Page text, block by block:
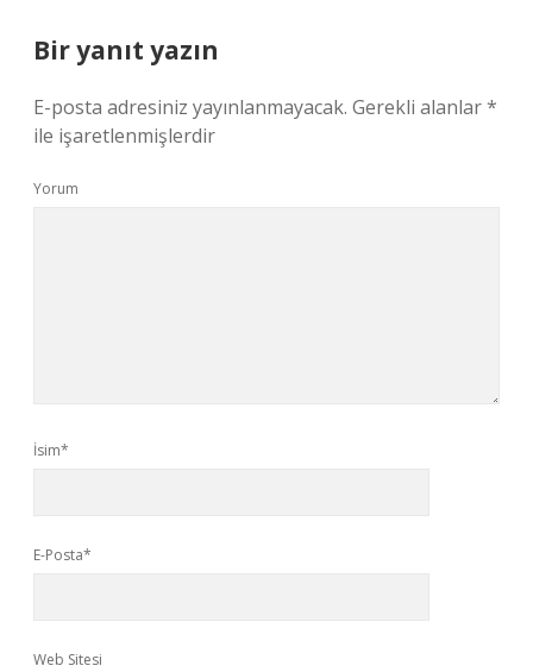
Bir yanıt yazın
E-posta adresiniz yayınlanmayacak. Gerekli alanlar*
ile işaretlenmişlerdir
Yorum
İsim*
E-Posta*
Web Sitesi